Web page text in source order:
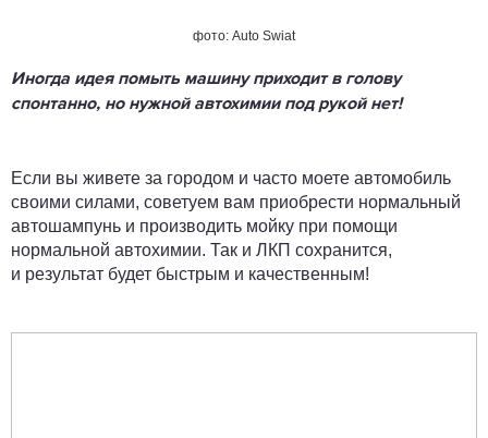
фото: Auto Swiat
Иногда идея помыть машину приходит в голову
спонтанно, но нужной автохимии под рукой нет!
Если вы живете за городом и часто моете автомобиль
своими силами, советуем вам приобрести нормальный
автошампунь и производить мойку при помощи
нормальной автохимии. Так и ЛКП сохранится,
и результат будет быстрым и качественным!